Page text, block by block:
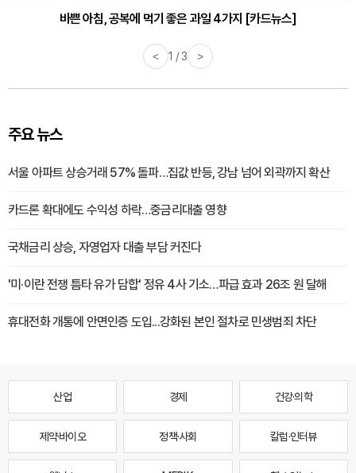
바쁜 아침, 공복에 먹기 좋은 과일 4가지 [카드뉴스]
< 1 / 3 >
주요 뉴스
서울 아파트 상승거래 57% 돌파…집값 반등, 강남 넘어 외곽까지 확산
카드론 확대에도 수익성 하락…중금리대출 영향
국채금리 상승, 자영업자 대출 부담 커진다
'미·이란 전쟁 틈타 유가 담합' 정유 4사 기소…파급 효과 26조 원 달해
휴대전화 개통에 안면인증 도입...강화된 본인 절차로 민생범죄 차단
산업 경제 건강·의학
제약·바이오 정책·사회 칼럼·인터뷰